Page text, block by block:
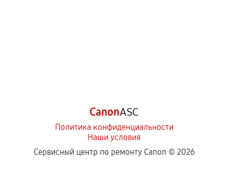
CanonASC
Политика конфиденциальности
Наши условия
Сервисный центр по ремонту Canon © 2026